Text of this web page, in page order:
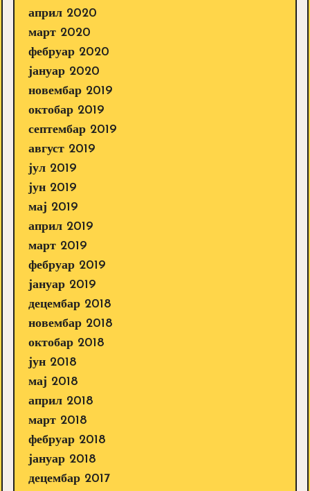
април 2020
март 2020
фебруар 2020
јануар 2020
новембар 2019
октобар 2019
септембар 2019
август 2019
јул 2019
јун 2019
мај 2019
април 2019
март 2019
фебруар 2019
јануар 2019
децембар 2018
новембар 2018
октобар 2018
јун 2018
мај 2018
април 2018
март 2018
фебруар 2018
јануар 2018
децембар 2017